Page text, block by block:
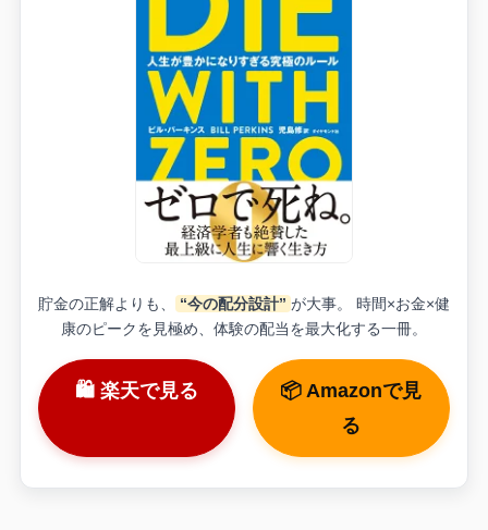
貯金の正解よりも、 “今の配分設計” が大事。 時間×お金×健
康のピークを見極め、体験の配当を最大化する一冊。
🛍 楽天で見る
📦 Amazonで見
る